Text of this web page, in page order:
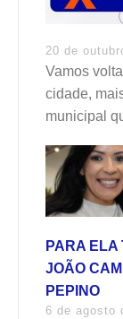
20 de
Vamos
cidade,
municipal
PARA ELA
JOÃO
PEPINO
6 de agosto